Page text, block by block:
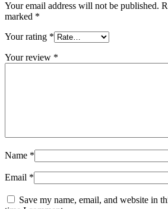
Your email address will not be published.
marked *
Your rating *
Your review *
Name *
Email *
Save my name, email, and website in